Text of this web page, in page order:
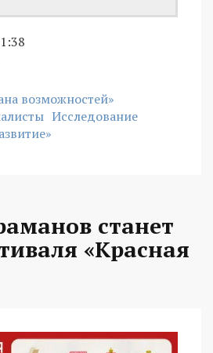
возможностей»
Исследование
станет
«Красная